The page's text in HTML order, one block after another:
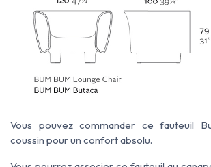
Vous pouvez commander ce fauteuil
coussin pour un confort absolu.